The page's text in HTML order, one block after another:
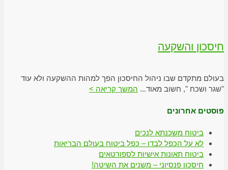
חיסכון והשקעה
בעולם מתקדם שבו ניהול החיסכון הפך למהות ההשקעה ולא עוד
"שגר ושכח ", חשוב מאוד... המשך קריאה >
פוסטים אחרונים
ביטוח משכנתא לנכים
לא על הכפל לבדו – כפל ביטוח בעולם הבריאות
ביטוח תאונות אישיות לספורטאים
חיסכון פנסיוני – משנים את השיטה!